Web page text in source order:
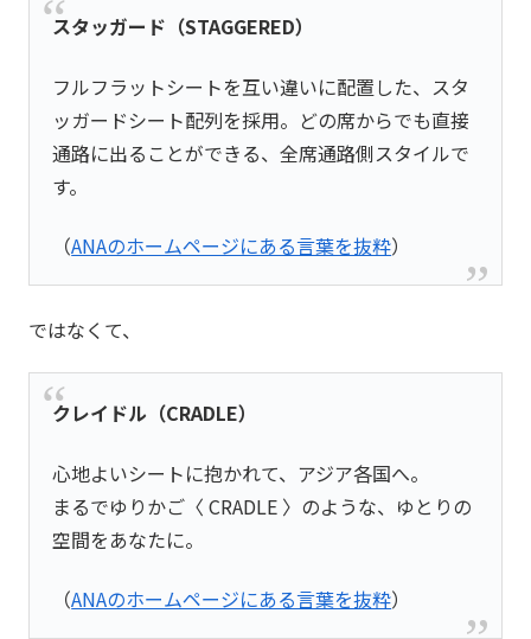
スタッガード（STAGGERED）
フルフラットシートを互い違いに配置した、スタ
ッガードシート配列を採用。どの席からでも直接
通路に出ることができる、全席通路側スタイルで
す。
（ANAのホームページにある言葉を抜粋）
ではなくて、
クレイドル（CRADLE）
心地よいシートに抱かれて、アジア各国へ。
まるでゆりかご〈 CRADLE 〉のような、ゆとりの
空間をあなたに。
（ANAのホームページにある言葉を抜粋）